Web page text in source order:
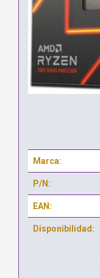
Marca:
P/N:
EAN:
Disponibilidad: